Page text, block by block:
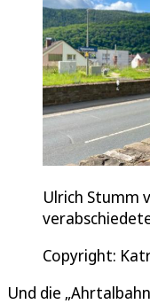
Ulrich Stumm
Copyright:
Und die